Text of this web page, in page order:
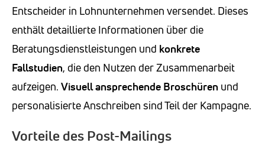
Entscheider in Lohnunternehmen versendet. Dieses
enthält detaillierte Informationen über die
Beratungsdienstleistungen und konkrete
Fallstudien, die den Nutzen der Zusammenarbeit
aufzeigen. Visuell ansprechende Broschüren und
personalisierte Anschreiben sind Teil der Kampagne.
Vorteile des Post-Mailings